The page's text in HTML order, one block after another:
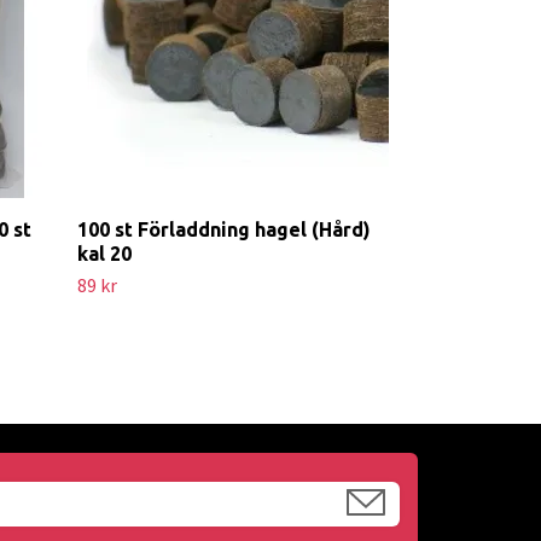
st
100 st Förladdning hagel (Hård)
kal 20
89 kr